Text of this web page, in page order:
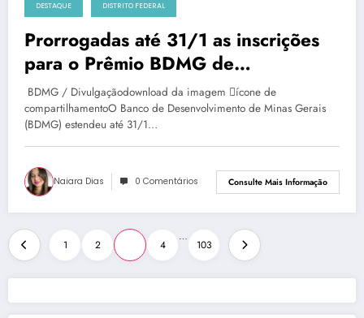
terça-feira, 7 de janeiro de 2025
DESTAQUE DISTRITO FEDERAL
Prorrogadas até 31/1 as inscrições
para o Prêmio BDMG de
Empreendedorismo Social
BDMG / Divulgaçãodownload da imagem ícone de
compartilhamentoO Banco de Desenvolvimento de Minas Gerais
(BDMG) estendeu até 31/1…
Naiara Dias 0 Comentários Consulte Mais Informação
Paginação
de
1 2 4
…
103